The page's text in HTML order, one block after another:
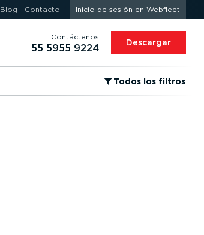
Blog Contacto Inicio de sesión en Webfleet
Contáctenos
55 5955 9224 Descargar
⁠Todos los filtros